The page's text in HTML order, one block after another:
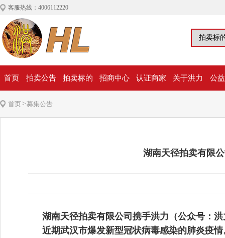
客服热线：4006112220
首页 拍卖公告 拍卖标的 招商中心 认证商家 关于洪力 公
首页>募集公告
湖南天径拍卖有限
湖南天径拍卖有限公司携手洪力（公众号：
近期武汉市爆发新型冠状病毒感染的肺炎疫